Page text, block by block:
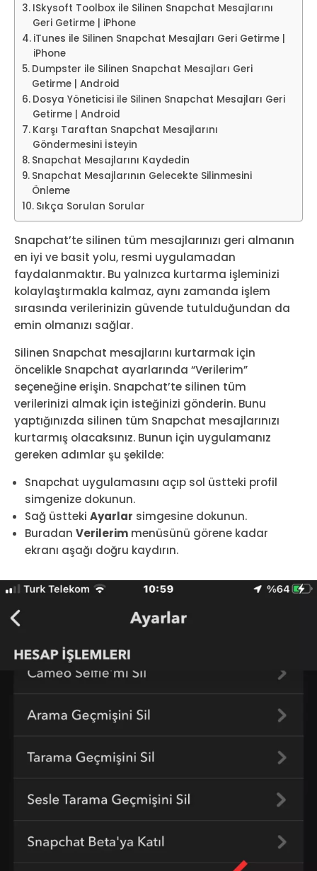
ISkysoft Toolbox ile Silinen Snapchat Mesajlarını
Geri Getirme | iPhone
iTunes ile Silinen Snapchat Mesajları Geri Getirme |
iPhone
Dumpster ile Silinen Snapchat Mesajları Geri
Getirme | Android
Dosya Yöneticisi ile Silinen Snapchat Mesajları Geri
Getirme | Android
Karşı Taraftan Snapchat Mesajlarını
Göndermesini İsteyin
Snapchat Mesajlarını Kaydedin
Snapchat Mesajlarının Gelecekte Silinmesini
Önleme
Sıkça Sorulan Sorular
Snapchat’te silinen tüm mesajlarınızı geri almanın
en iyi ve basit yolu, resmi uygulamadan
faydalanmaktır. Bu yalnızca kurtarma işleminizi
kolaylaştırmakla kalmaz, aynı zamanda işlem
sırasında verilerinizin güvende tutulduğundan da
emin olmanızı sağlar.
Silinen Snapchat mesajlarını kurtarmak için
öncelikle Snapchat ayarlarında “Verilerim”
seçeneğine erişin. Snapchat’te silinen tüm
verilerinizi almak için isteğinizi gönderin. Bunu
yaptığınızda silinen tüm Snapchat mesajlarınızı
kurtarmış olacaksınız. Bunun için uygulamanız
gereken adımlar şu şekilde:
Snapchat uygulamasını açıp sol üstteki profil
simgenize dokunun.
Sağ üstteki Ayarlar simgesine dokunun.
Buradan Verilerim menüsünü görene kadar
ekranı aşağı doğru kaydırın.